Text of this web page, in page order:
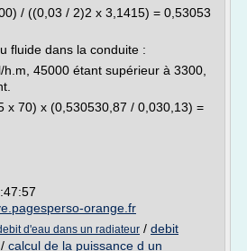
/ ((0,03 / 2)2 x 3,1415) = 0,53053
fluide dans la conduite :
45000 étant supérieur à 3300,
x 70) x (0,530530,87 / 0,030,13) =
orange.fr
d'eau dans un radiateur / debit
/ calcul de la puissance d un